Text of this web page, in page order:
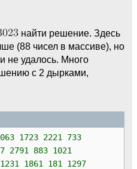
найти решение. Здесь
(88 чисел в массиве), но
не удалось. Много
с 2 дырками,
1723 2221 733
2791 883 1021
1861 181 1297